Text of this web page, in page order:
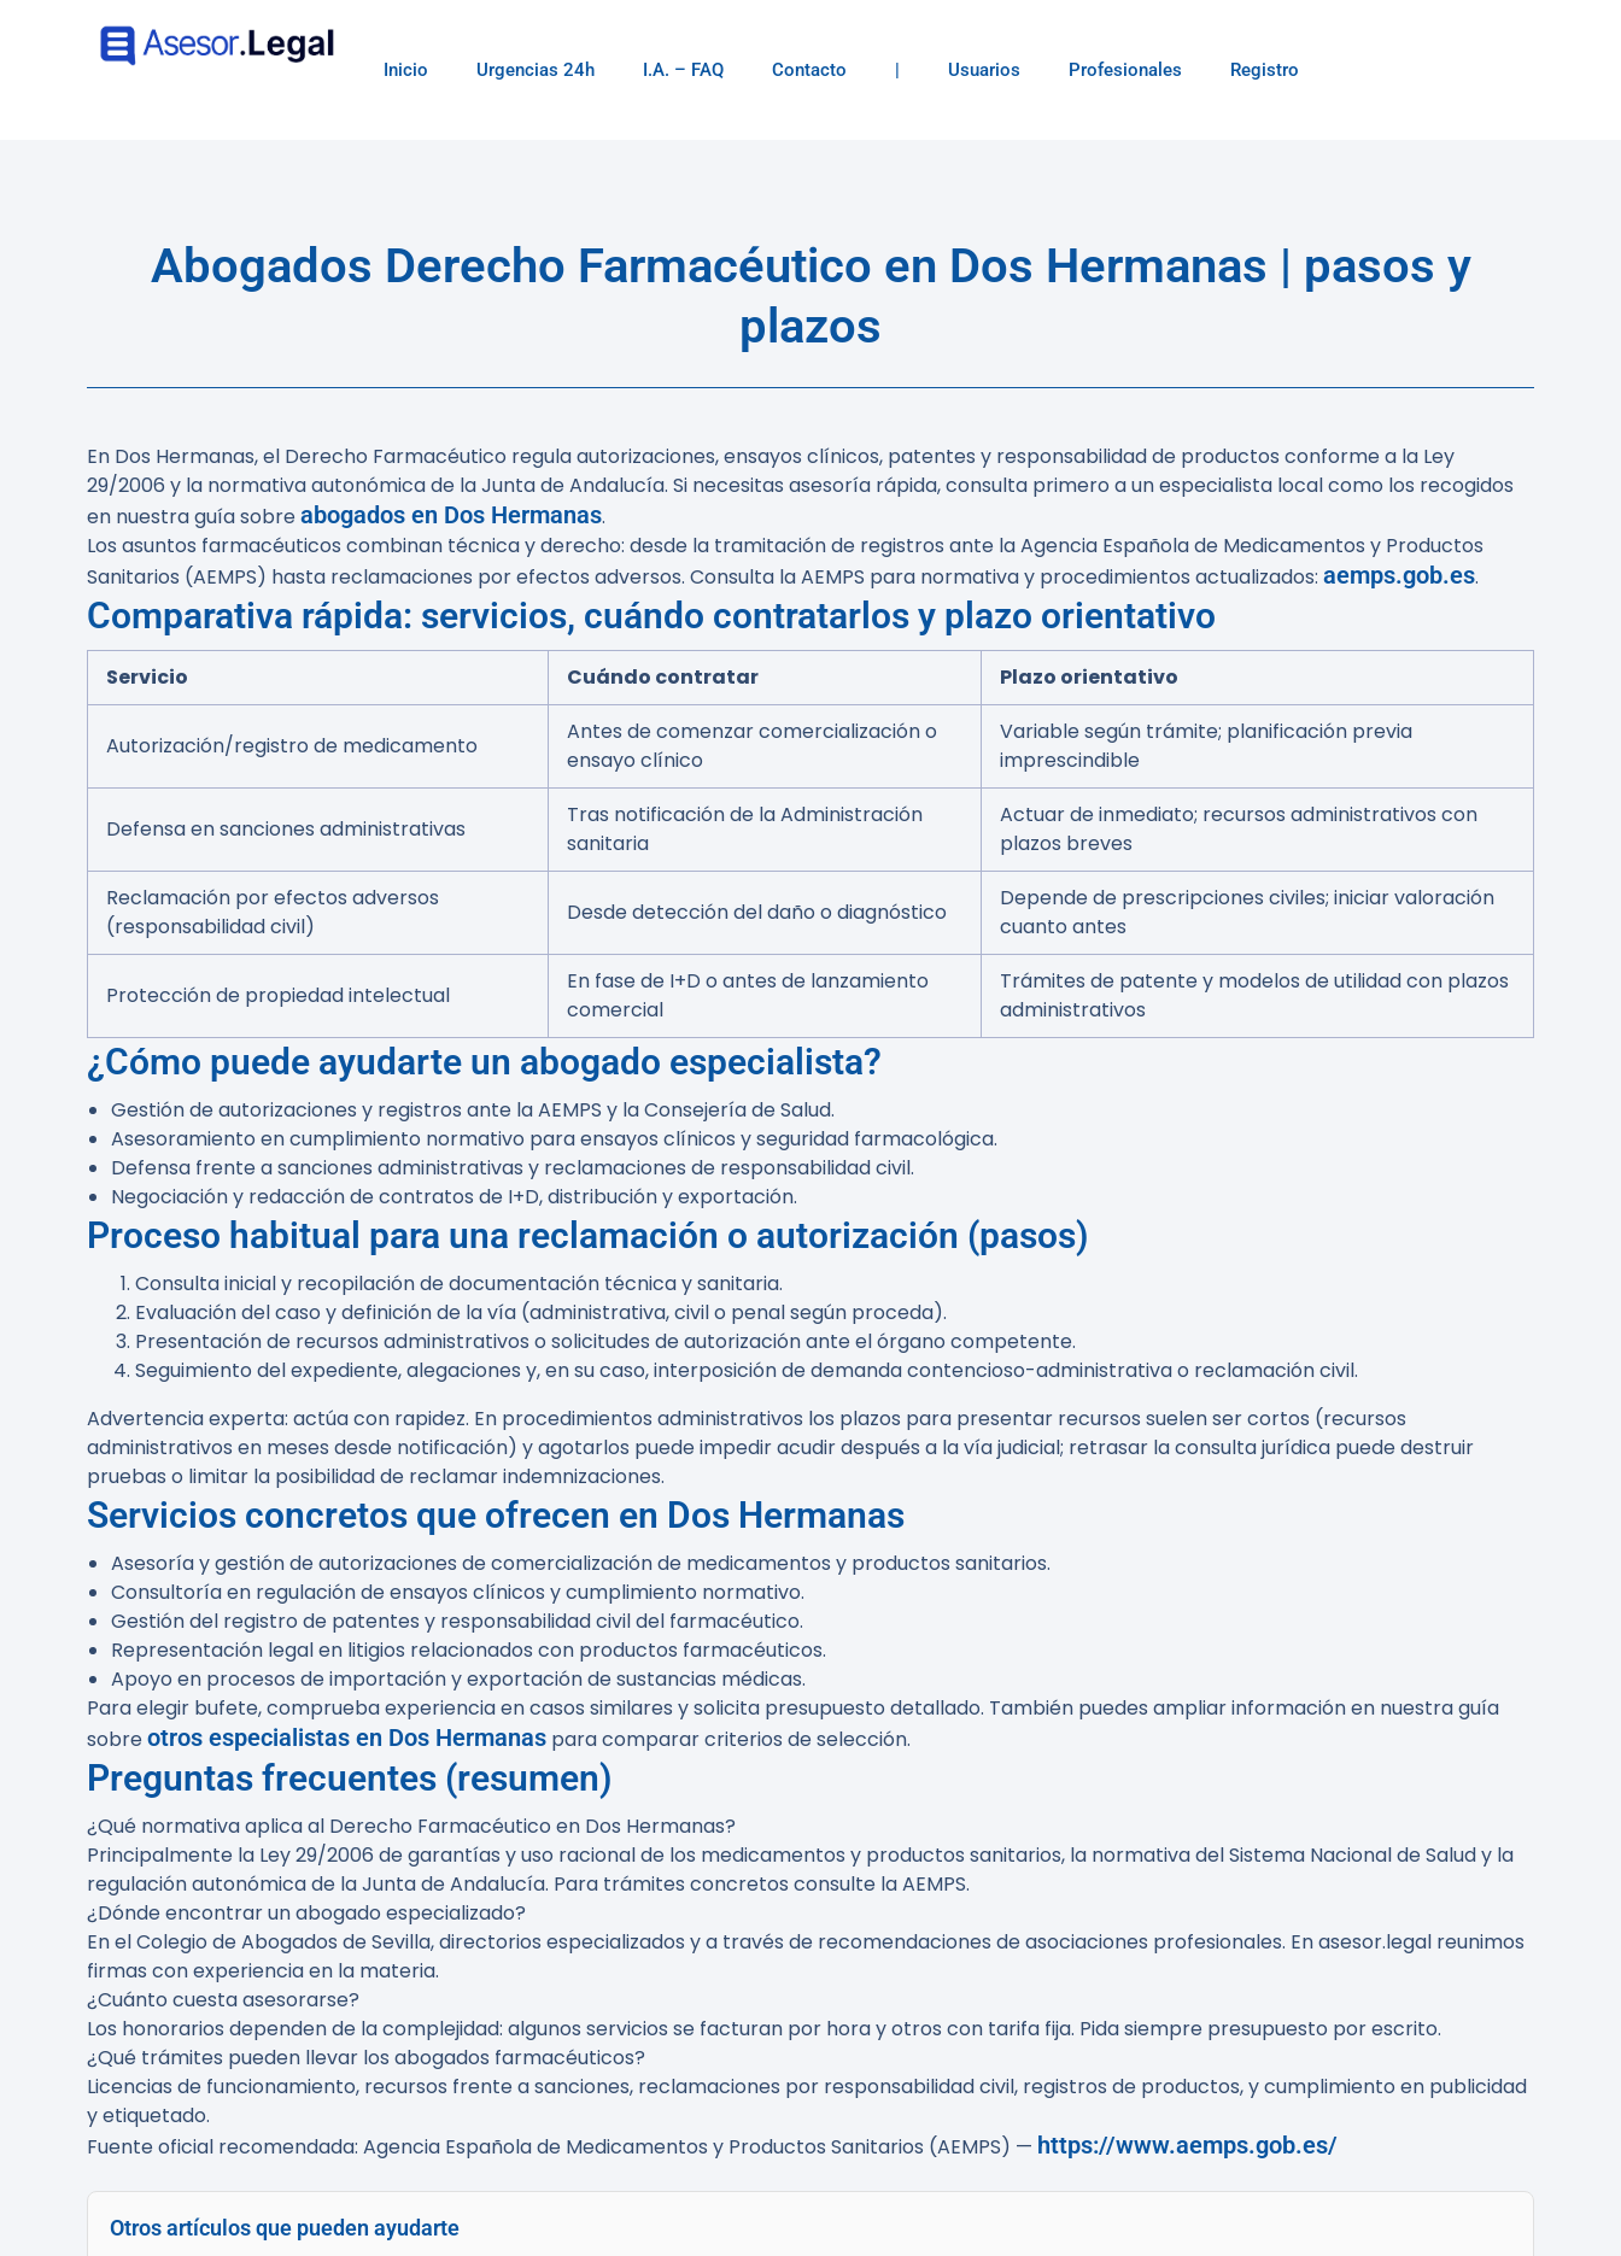
Inicio Urgencias 24h I.A. – FAQ Contacto | Usuarios Profesionales Registro
Abogados Derecho Farmacéutico en Dos Hermanas | pasos y
plazos
En Dos Hermanas, el Derecho Farmacéutico regula autorizaciones, ensayos clínicos, patentes y responsabilidad de productos conforme a la Ley
29/2006 y la normativa autonómica de la Junta de Andalucía. Si necesitas asesoría rápida, consulta primero a un especialista local como los recogidos
en nuestra guía sobreabogados en Dos Hermanas.
Los asuntos farmacéuticos combinan técnica y derecho: desde la tramitación de registros ante la Agencia Española de Medicamentos y Productos
Sanitarios (AEMPS) hasta reclamaciones por efectos adversos. Consulta la AEMPS para normativa y procedimientos actualizados: aemps.gob.es.
Comparativa rápida: servicios, cuándo contratarlos y plazo orientativo
Servicio Cuándo contratar Plazo orientativo
Autorización/registro de medicamento
Antes de comenzar comercialización o
ensayo clínico
Variable según trámite; planificación previa
imprescindible
Defensa en sanciones administrativas
Tras notificación de la Administración
sanitaria
Actuar de inmediato; recursos administrativos con
plazos breves
Reclamación por efectos adversos
(responsabilidad civil)
Desde detección del daño o diagnóstico
Depende de prescripciones civiles; iniciar valoración
cuanto antes
Protección de propiedad intelectual
En fase de I+D o antes de lanzamiento
comercial
Trámites de patente y modelos de utilidad con plazos
administrativos
¿Cómo puede ayudarte un abogado especialista?
Gestión de autorizaciones y registros ante la AEMPS y la Consejería de Salud.
Asesoramiento en cumplimiento normativo para ensayos clínicos y seguridad farmacológica.
Defensa frente a sanciones administrativas y reclamaciones de responsabilidad civil.
Negociación y redacción de contratos de I+D, distribución y exportación.
Proceso habitual para una reclamación o autorización (pasos)
Consulta inicial y recopilación de documentación técnica y sanitaria.
Evaluación del caso y definición de la vía (administrativa, civil o penal según proceda).
Presentación de recursos administrativos o solicitudes de autorización ante el órgano competente.
Seguimiento del expediente, alegaciones y, en su caso, interposición de demanda contencioso-administrativa o reclamación civil.
Advertencia experta: actúa con rapidez. En procedimientos administrativos los plazos para presentar recursos suelen ser cortos (recursos
administrativos en meses desde notificación) y agotarlos puede impedir acudir después a la vía judicial; retrasar la consulta jurídica puede destruir
pruebas o limitar la posibilidad de reclamar indemnizaciones.
Servicios concretos que ofrecen en Dos Hermanas
Asesoría y gestión de autorizaciones de comercialización de medicamentos y productos sanitarios.
Consultoría en regulación de ensayos clínicos y cumplimiento normativo.
Gestión del registro de patentes y responsabilidad civil del farmacéutico.
Representación legal en litigios relacionados con productos farmacéuticos.
Apoyo en procesos de importación y exportación de sustancias médicas.
Para elegir bufete, comprueba experiencia en casos similares y solicita presupuesto detallado. También puedes ampliar información en nuestra guía
sobreotros especialistas en Dos Hermanas para comparar criterios de selección.
Preguntas frecuentes (resumen)
¿Qué normativa aplica al Derecho Farmacéutico en Dos Hermanas?
Principalmente la Ley 29/2006 de garantías y uso racional de los medicamentos y productos sanitarios, la normativa del Sistema Nacional de Salud y la
regulación autonómica de la Junta de Andalucía. Para trámites concretos consulte la AEMPS.
¿Dónde encontrar un abogado especializado?
En el Colegio de Abogados de Sevilla, directorios especializados y a través de recomendaciones de asociaciones profesionales. En asesor.legal reunimos
firmas con experiencia en la materia.
¿Cuánto cuesta asesorarse?
Los honorarios dependen de la complejidad: algunos servicios se facturan por hora y otros con tarifa fija. Pida siempre presupuesto por escrito.
¿Qué trámites pueden llevar los abogados farmacéuticos?
Licencias de funcionamiento, recursos frente a sanciones, reclamaciones por responsabilidad civil, registros de productos, y cumplimiento en publicidad
y etiquetado.
Fuente oficial recomendada: Agencia Española de Medicamentos y Productos Sanitarios (AEMPS) — https://www.aemps.gob.es/
Otros artículos que pueden ayudarte